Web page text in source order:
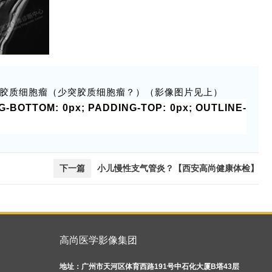
细胞瘤（少突胶质细胞瘤？）（影像图片见上）
0px; PADDING-TOP: 0px; OUTLINE-
下一篇 小儿慢性支气管炎？【西安高尚健康体检】
高尚医学影像集团
地址：广州市天河区体育西路191号中石化大厦B塔43层